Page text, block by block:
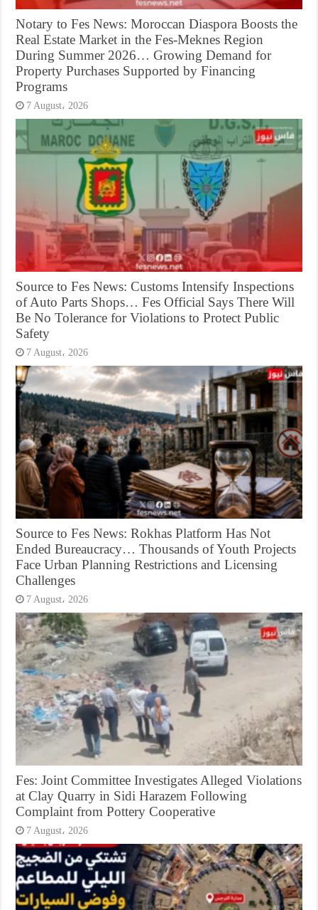
Notary to Fes News: Moroccan Diaspora Boosts the
Real Estate Market in the Fes-Meknes Region
During Summer 2026… Growing Demand for
Property Purchases Supported by Financing
Programs
7 August، 2026
Source to Fes News: Customs Intensify Inspections
of Auto Parts Shops… Fes Official Says There Will
Be No Tolerance for Violations to Protect Public
Safety
7 August، 2026
Source to Fes News: Rokhas Platform Has Not
Ended Bureaucracy… Thousands of Youth Projects
Face Urban Planning Restrictions and Licensing
Challenges
7 August، 2026
Fes: Joint Committee Investigates Alleged Violations
at Clay Quarry in Sidi Harazem Following
Complaint from Pottery Cooperative
7 August، 2026